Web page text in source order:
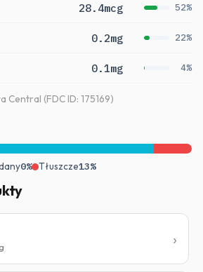
28.4mcg 52%
0.2mg 22%
0.1mg 4%
Central (FDC ID: 175169)
0% Tłuszcze13%